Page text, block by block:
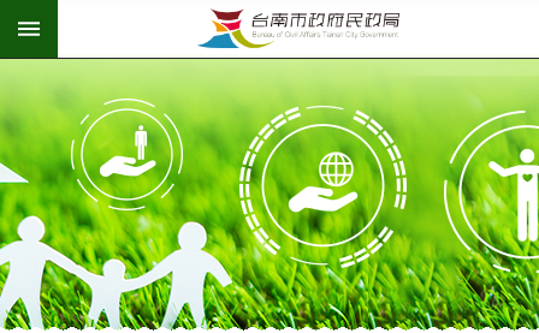
跳到主要內容區塊